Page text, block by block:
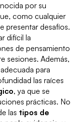
por su
como cualquier
presentar desafíos.
difícil la
de pensamiento
sesiones. Además,
para
las raíces
, ya que se
prácticas. No
las tipos de